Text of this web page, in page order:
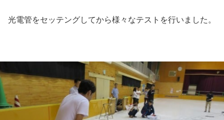
光電管をセッテングしてから様々なテストを行いました。